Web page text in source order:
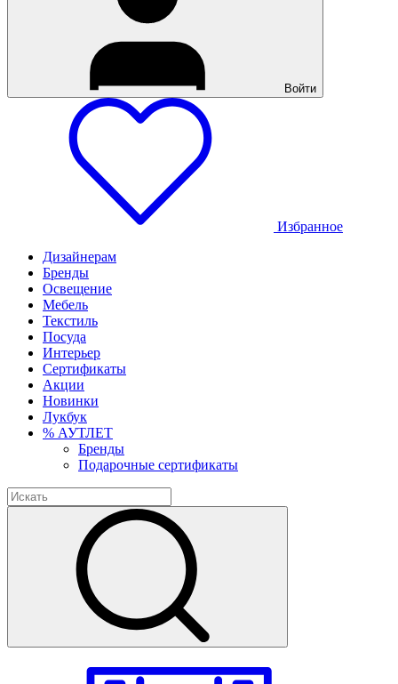
Войти
Избранное
Дизайнерам
Бренды
Освещение
Мебель
Текстиль
Посуда
Интерьер
Сертификаты
Акции
Новинки
Лукбук
% АУТЛЕТ
Бренды
Подарочные сертификаты